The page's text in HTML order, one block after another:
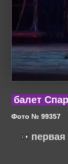
балет
Фото № 99357
первая